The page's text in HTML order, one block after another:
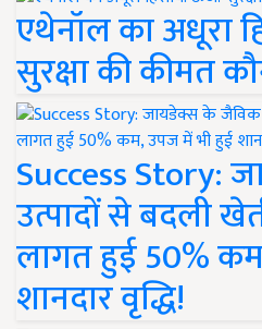
एथेनॉल का अधूरा
सुरक्षा की कीमत
Success Story:
उत्पादों से बदली
लागत हुई 50%
शानदार वृद्धि!